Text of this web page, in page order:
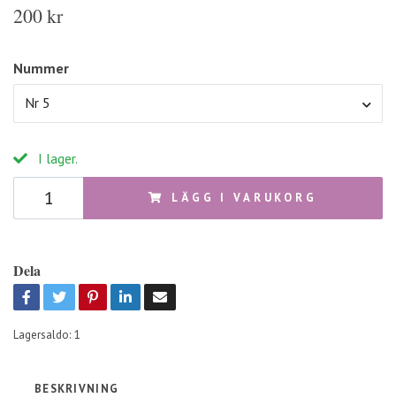
200 kr
Nummer
Nr 5
I lager.
LÄGG I VARUKORG
Dela
Lagersaldo: 1
BESKRIVNING